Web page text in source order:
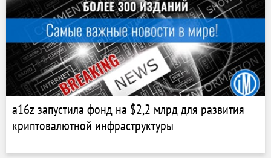
a16z запустила фонд на $2,2 млрд для развития
криптовалютной инфраструктуры